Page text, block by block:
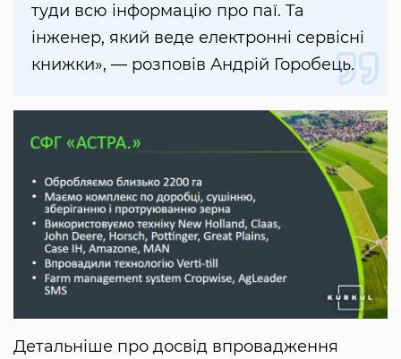
туди всю інформацію про паї. Та
інженер, який веде електронні сервісні
книжки», — розповів Андрій Горобець.
Детальніше про досвід впровадження